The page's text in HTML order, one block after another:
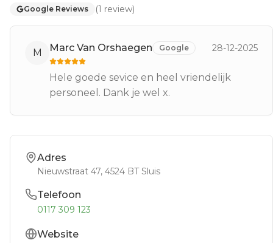
Google Reviews (1 review)
M Marc Van Orshaegen Google 28-12-2025
Hele goede sevice en heel vriendelijk
personeel. Dank je wel x.
Adres
Nieuwstraat 47, 4524 BTSluis
Telefoon
0117 309 123
Website